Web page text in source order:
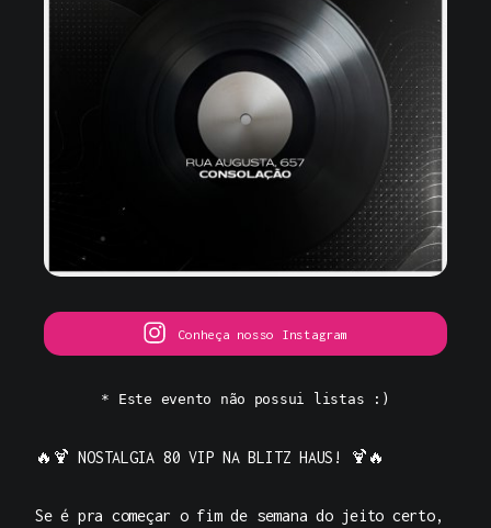
Conheça nosso Instagram
* Este evento não possui listas :)
🔥🍹 NOSTALGIA 80 VIP NA BLITZ HAUS! 🍹🔥
Se é pra começar o fim de semana do jeito certo,